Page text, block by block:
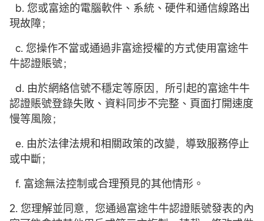
b. 您或富途的電腦軟件、系統、硬件和通信線路出
現故障；
c. 您操作不當或通過非富途授權的方式使用富途牛
牛認證賬號；
d. 由於網絡信號不穩定等原因，所引起的富途牛牛
認證賬號登錄失敗、資料同步不完整、頁面打開速度
慢等風險；
e. 由於法律法規和相關政策的改變，導致服務停止
或中斷；
f. 富途無法控制或合理預見的其他情形。
2. 您理解並同意，您通過富途牛牛認證賬號發表的內